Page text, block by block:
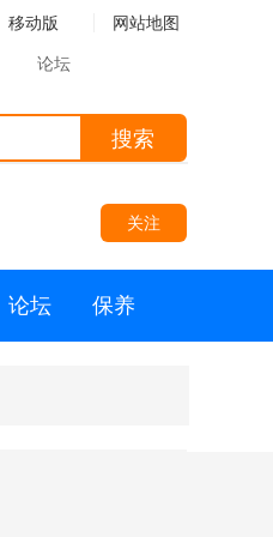
移动版 网站地图
论坛
搜索
关注
论坛 保养